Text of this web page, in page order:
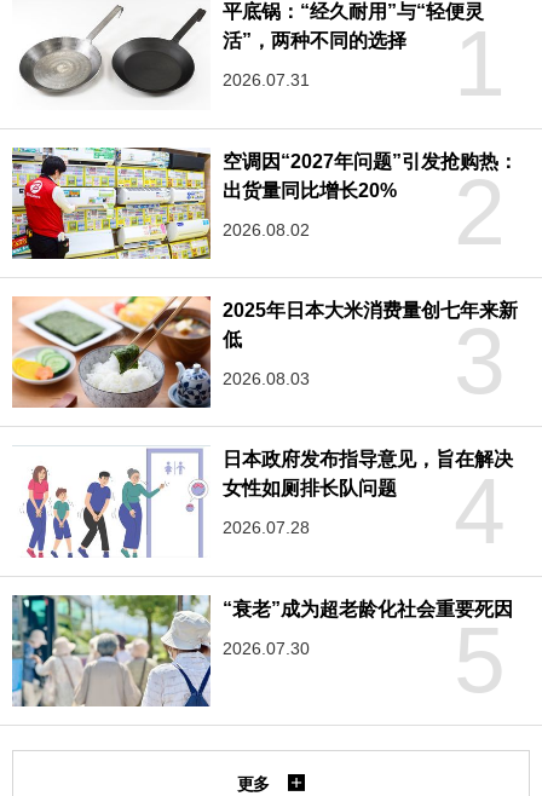
1
平底锅：“经久耐用”与“轻便灵
活”，两种不同的选择
2026.07.31
2
空调因“2027年问题”引发抢购热：
出货量同比增长20%
2026.08.02
3
2025年日本大米消费量创七年来新
低
2026.08.03
4
日本政府发布指导意见，旨在解决
女性如厕排长队问题
2026.07.28
5
“衰老”成为超老龄化社会重要死因
2026.07.30
更多